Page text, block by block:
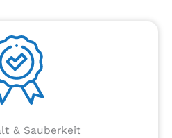
& Sauberkeit